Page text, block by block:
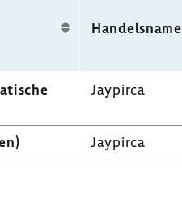
Handels­name
Jaypirca
Jaypirca